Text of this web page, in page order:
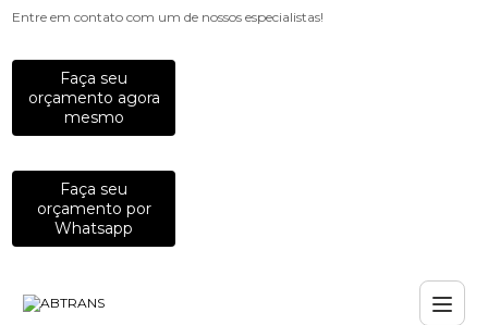
Entre em contato com um de nossos especialistas!
Faça seu
orçamento agora
mesmo
Faça seu
orçamento por
Whatsapp